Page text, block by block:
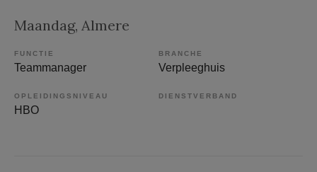
Maandag, Almere
FUNCTIE
Teammanager
BRANCHE
Verpleeghuis
OPLEIDINGSNIVEAU
HBO
DIENSTVERBAND